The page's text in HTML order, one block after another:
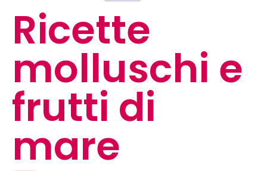
Ricette
molluschi e
frutti di
mare